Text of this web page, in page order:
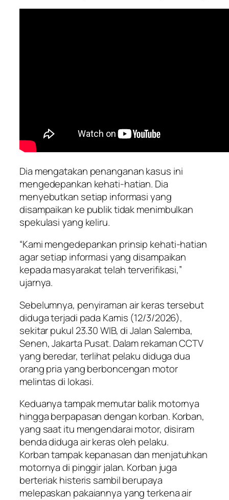
Dia mengatakan penanganan kasus ini
mengedepankan kehati-hatian. Dia
menyebutkan setiap informasi yang
disampaikan ke publik tidak menimbulkan
spekulasi yang keliru.
“Kami mengedepankan prinsip kehati-hatian
agar setiap informasi yang disampaikan
kepada masyarakat telah terverifikasi,”
ujarnya.
Sebelumnya, penyiraman air keras tersebut
diduga terjadi pada Kamis (12/3/2026),
sekitar pukul 23.30 WIB, di Jalan Salemba,
Senen, Jakarta Pusat. Dalam rekaman CCTV
yang beredar, terlihat pelaku diduga dua
orang pria yang berboncengan motor
melintas di lokasi.
Keduanya tampak memutar balik motornya
hingga berpapasan dengan korban. Korban,
yang saat itu mengendarai motor, disiram
benda diduga air keras oleh pelaku.
Korban tampak kepanasan dan menjatuhkan
motornya di pinggir jalan. Korban juga
berteriak histeris sambil berupaya
melepaskan pakaiannya yang terkena air